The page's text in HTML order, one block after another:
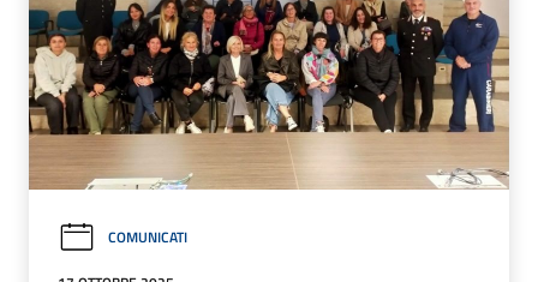
COMUNICATI